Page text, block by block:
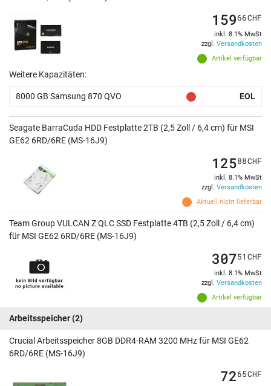
Artikel verfügbar
15966CHF
inkl. 8.1% MwSt
zzgl. Versandkosten
Weitere Kapazitäten:
8000 GB Samsung 870 QVO EOL
Seagate BarraCuda HDD Festplatte 2TB (2,5 Zoll / 6,4 cm) für MSI
GE62 6RD/6RE (MS-16J9)
Aktuell nicht lieferbar
12588CHF
inkl. 8.1% MwSt
zzgl. Versandkosten
Team Group VULCAN Z QLC SSD Festplatte 4TB (2,5 Zoll / 6,4 cm)
für MSI GE62 6RD/6RE (MS-16J9)
Artikel verfügbar
30751 CHF
inkl. 8.1% MwSt
zzgl. Versandkosten
Arbeitsspeicher(2)
Crucial Arbeitsspeicher 8GB DDR4-RAM 3200 MHz für MSI GE62
6RD/6RE (MS-16J9)
7265CHF